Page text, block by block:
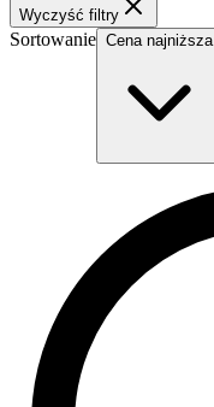
Wyczyść filtry
Sortowanie Cena najniższa